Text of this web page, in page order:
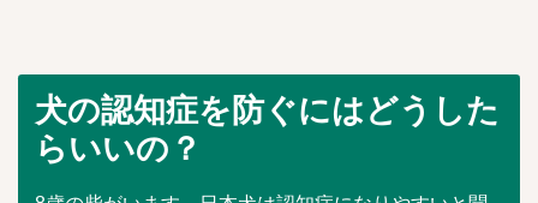
犬の認知症を防ぐにはどうした
らいいの？